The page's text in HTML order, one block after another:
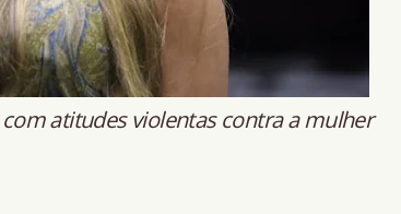
atitudes violentas contra a mulher